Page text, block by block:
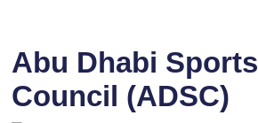
Abu Dhabi Sports
Council (ADSC)